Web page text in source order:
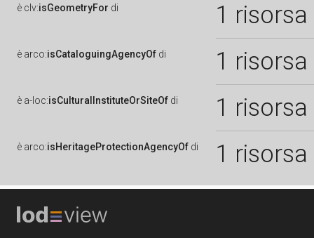
è clv:isGeometryFor di 1 risorsa
è arco:isCataloguingAgencyOf di 1 risorsa
è a-loc:isCulturalInstituteOrSiteOf di 1 risorsa
è arco:isHeritageProtectionAgencyOf di 1 risorsa